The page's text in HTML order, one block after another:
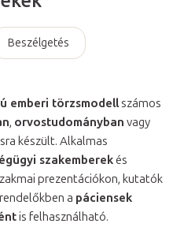
Beszélgetés
emberi törzsmodellszámos
, orvostudományban vagy
készült. Alkalmas
szakemberekés
prezentációkon, kutatók
a páciensek
is felhasználható.